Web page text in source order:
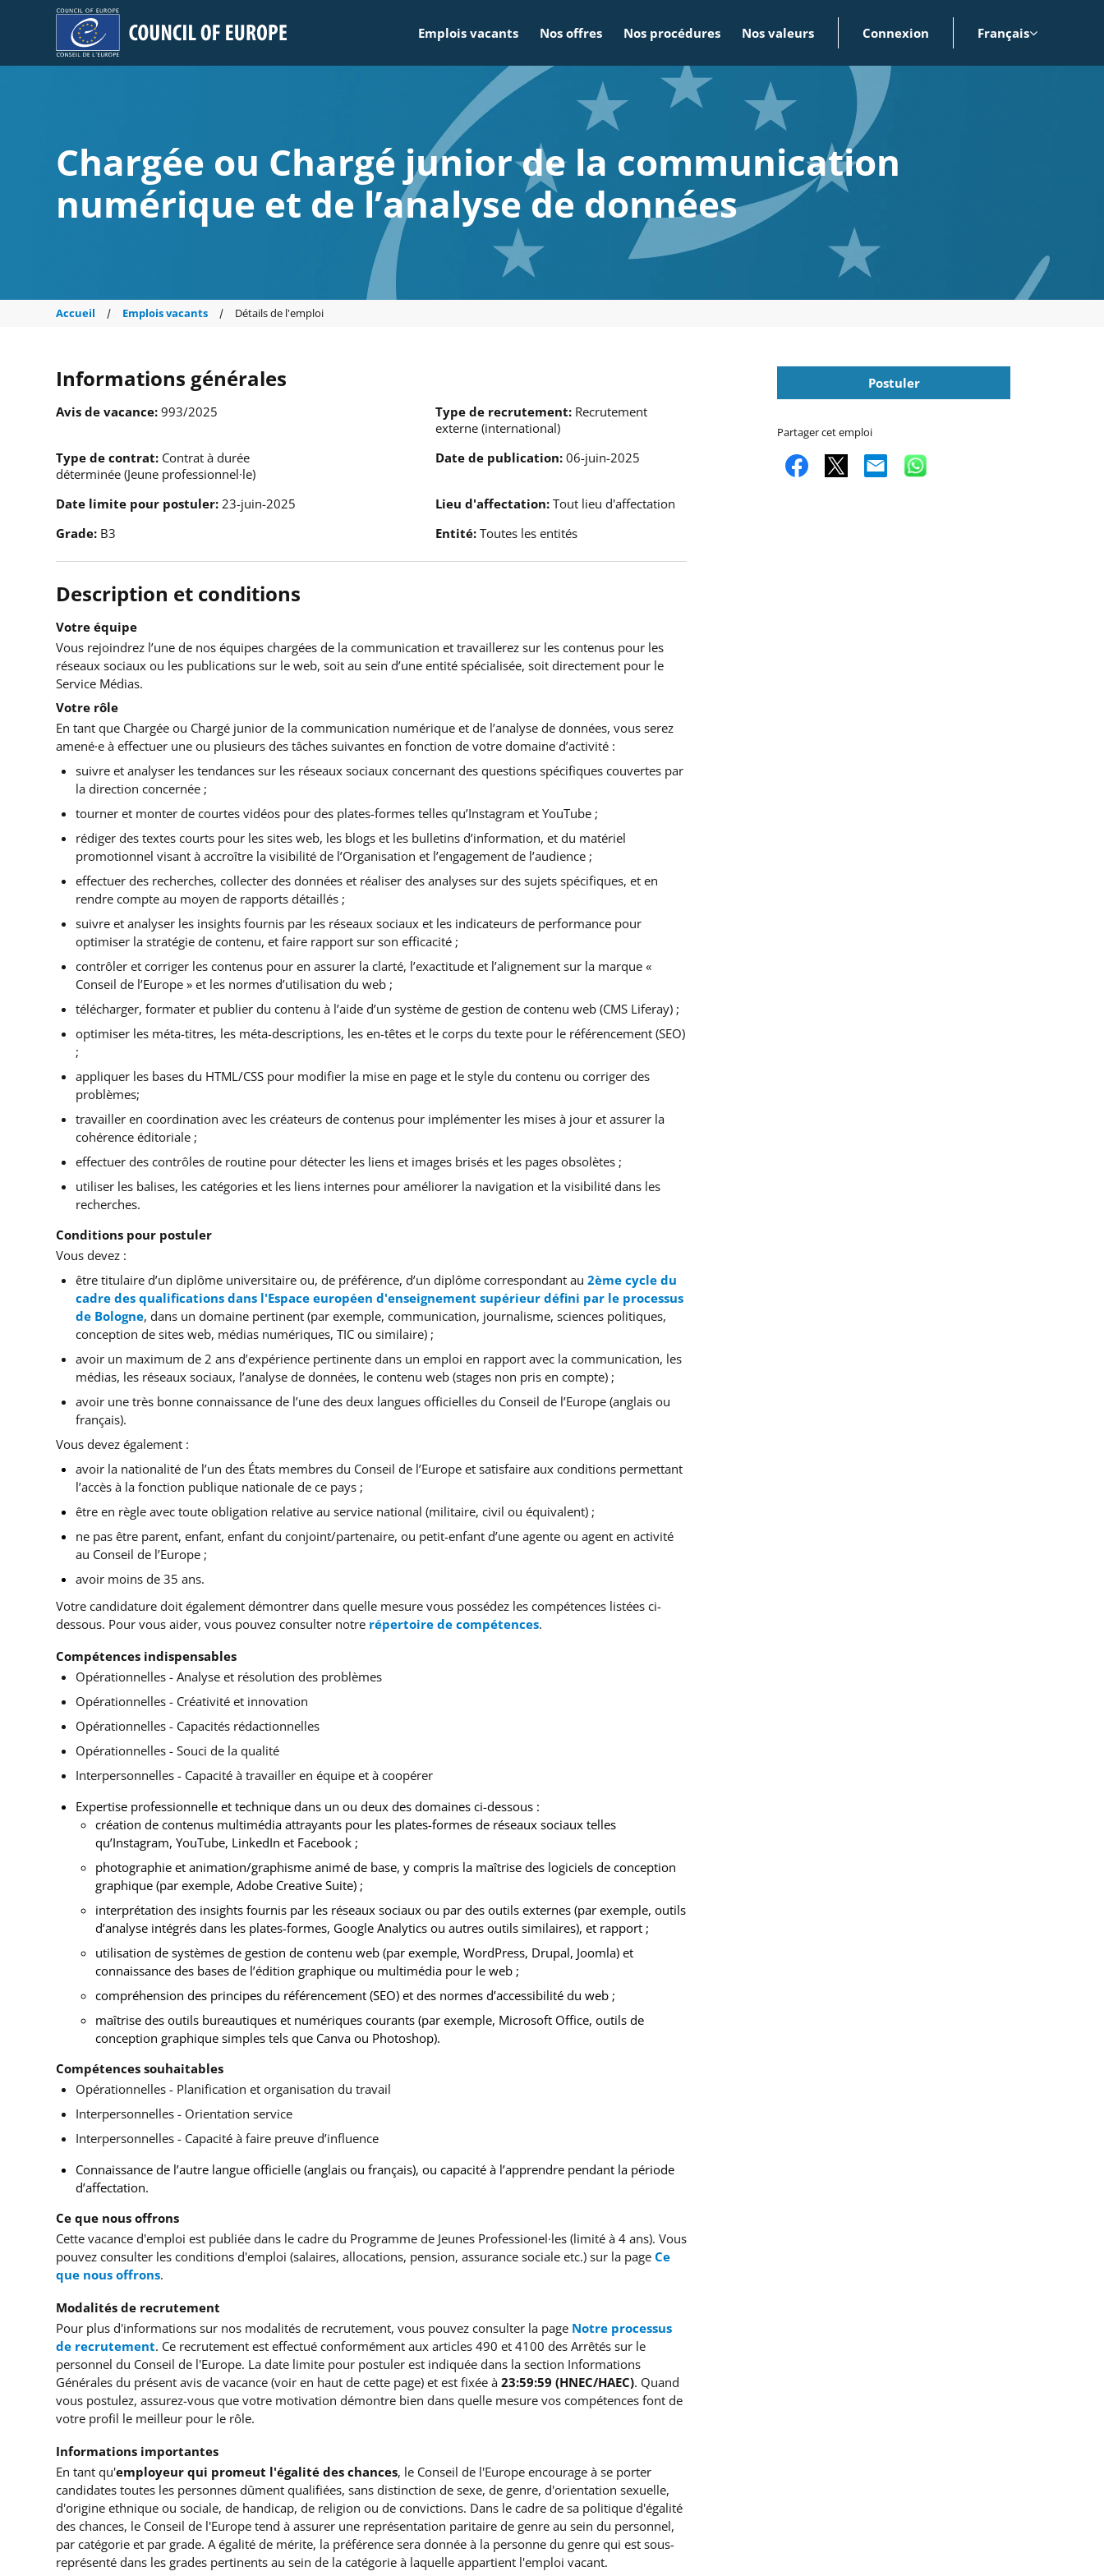
Council of Europe Emplois vacants Nos offres Nos procédures Nos valeurs Connexion Français
Chargée ou Chargé junior de la communication
numérique et de l’analyse de données
Accueil Emplois vacants Détails de l'emploi
Informations générales
Avis de vacance 993/2025 Type de recrutement Recrutement
externe (international)
Type de contrat Contrat à durée
déterminée (Jeune professionnel∙le)
Date de publication 06-juin-2025
Date limite pour postuler 23-juin-2025 Lieu d'affectation Tout lieu d'affectation
Grade B3 Entité Toutes les entités
Description et conditions
Votre équipe
Vous rejoindrez l’une de nos équipes chargées de la communication et travaillerez sur les contenus pour les
réseaux sociaux ou les publications sur le web, soit au sein d’une entité spécialisée, soit directement pour le
Service Médias.
Votre rôle
En tant que Chargée ou Chargé junior de la communication numérique et de l’analyse de données, vous serez
amené·e à effectuer une ou plusieurs des tâches suivantes en fonction de votre domaine d’activité :
suivre et analyser les tendances sur les réseaux sociaux concernant des questions spécifiques couvertes par
la direction concernée ;
tourner et monter de courtes vidéos pour des plates-formes telles qu’Instagram et YouTube ;
rédiger des textes courts pour les sites web, les blogs et les bulletins d’information, et du matériel
promotionnel visant à accroître la visibilité de l’Organisation et l’engagement de l’audience ;
effectuer des recherches, collecter des données et réaliser des analyses sur des sujets spécifiques, et en
rendre compte au moyen de rapports détaillés ;
suivre et analyser les insights fournis par les réseaux sociaux et les indicateurs de performance pour
optimiser la stratégie de contenu, et faire rapport sur son efficacité ;
contrôler et corriger les contenus pour en assurer la clarté, l’exactitude et l’alignement sur la marque «
Conseil de l’Europe » et les normes d’utilisation du web ;
télécharger, formater et publier du contenu à l’aide d’un système de gestion de contenu web (CMS Liferay) ;
optimiser les méta-titres, les méta-descriptions, les en-têtes et le corps du texte pour le référencement (SEO)
;
appliquer les bases du HTML/CSS pour modifier la mise en page et le style du contenu ou corriger des
problèmes;
travailler en coordination avec les créateurs de contenus pour implémenter les mises à jour et assurer la
cohérence éditoriale ;
effectuer des contrôles de routine pour détecter les liens et images brisés et les pages obsolètes ;
utiliser les balises, les catégories et les liens internes pour améliorer la navigation et la visibilité dans les
recherches.
Conditions pour postuler
Vous devez :
être titulaire d’un diplôme universitaire ou, de préférence, d’un diplôme correspondant au 2ème cycle du
cadre des qualifications dans l'Espace européen d'enseignement supérieur défini par le processus
de Bologne, dans un domaine pertinent (par exemple, communication, journalisme, sciences politiques,
conception de sites web, médias numériques, TIC ou similaire) ;
avoir un maximum de 2 ans d’expérience pertinente dans un emploi en rapport avec la communication, les
médias, les réseaux sociaux, l’analyse de données, le contenu web (stages non pris en compte) ;
avoir une très bonne connaissance de l’une des deux langues officielles du Conseil de l’Europe (anglais ou
français).
Vous devez également :
avoir la nationalité de l’un des États membres du Conseil de l’Europe et satisfaire aux conditions permettant
l’accès à la fonction publique nationale de ce pays ;
être en règle avec toute obligation relative au service national (militaire, civil ou équivalent) ;
ne pas être parent, enfant, enfant du conjoint/partenaire, ou petit-enfant d’une agente ou agent en activité
au Conseil de l’Europe ;
avoir moins de 35 ans.
Votre candidature doit également démontrer dans quelle mesure vous possédez les compétences listées ci-
dessous. Pour vous aider, vous pouvez consulter notre répertoire de compétences.
Compétences indispensables
Opérationnelles - Analyse et résolution des problèmes
Opérationnelles - Créativité et innovation
Opérationnelles - Capacités rédactionnelles
Opérationnelles - Souci de la qualité
Interpersonnelles - Capacité à travailler en équipe et à coopérer
Expertise professionnelle et technique dans un ou deux des domaines ci-dessous :
création de contenus multimédia attrayants pour les plates-formes de réseaux sociaux telles
qu’Instagram, YouTube, LinkedIn et Facebook ;
photographie et animation/graphisme animé de base, y compris la maîtrise des logiciels de conception
graphique (par exemple, Adobe Creative Suite) ;
interprétation des insights fournis par les réseaux sociaux ou par des outils externes (par exemple, outils
d’analyse intégrés dans les plates-formes, Google Analytics ou autres outils similaires), et rapport ;
utilisation de systèmes de gestion de contenu web (par exemple, WordPress, Drupal, Joomla) et
connaissance des bases de l’édition graphique ou multimédia pour le web ;
compréhension des principes du référencement (SEO) et des normes d’accessibilité du web ;
maîtrise des outils bureautiques et numériques courants (par exemple, Microsoft Office, outils de
conception graphique simples tels que Canva ou Photoshop).
Compétences souhaitables
Opérationnelles - Planification et organisation du travail
Interpersonnelles - Orientation service
Interpersonnelles - Capacité à faire preuve d’influence
Connaissance de l’autre langue officielle (anglais ou français), ou capacité à l’apprendre pendant la période
d’affectation.
Ce que nous offrons
Cette vacance d'emploi est publiée dans le cadre du Programme de Jeunes Professionel·les (limité à 4 ans). Vous
pouvez consulter les conditions d'emploi (salaires, allocations, pension, assurance sociale etc.) sur la page Ce
que nous offrons.
Modalités de recrutement
Pour plus d'informations sur nos modalités de recrutement, vous pouvez consulter la page Notre processus
de recrutement. Ce recrutement est effectué conformément aux articles 490 et 4100 des Arrêtés sur le
personnel du Conseil de l'Europe. La date limite pour postuler est indiquée dans la section Informations
Générales du présent avis de vacance (voir en haut de cette page) et est fixée à 23:59:59 (HNEC/HAEC). Quand
vous postulez, assurez-vous que votre motivation démontre bien dans quelle mesure vos compétences font de
votre profil le meilleur pour le rôle.
Informations importantes
En tant qu'employeur qui promeut l'égalité des chances, le Conseil de l'Europe encourage à se porter
candidates toutes les personnes dûment qualifiées, sans distinction de sexe, de genre, d'orientation sexuelle,
d'origine ethnique ou sociale, de handicap, de religion ou de convictions. Dans le cadre de sa politique d'égalité
des chances, le Conseil de l'Europe tend à assurer une représentation paritaire de genre au sein du personnel,
par catégorie et par grade. A égalité de mérite, la préférence sera donnée à la personne du genre qui est sous-
représenté dans les grades pertinents au sein de la catégorie à laquelle appartient l'emploi vacant.
Postuler
Partager cet emploi